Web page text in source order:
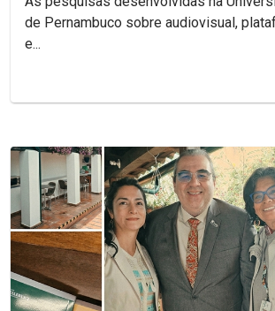
de Pernambuco sobre audiovisual,
e...